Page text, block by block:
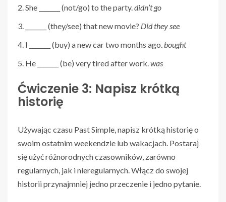
She _______ (not/go) to the party.didn’t go
_______ (they/see) that new movie? Did they see
I _______ (buy) a new car two months ago.bought
He _______ (be) very tired after work.was
Ćwiczenie 3: Napisz krótką
historię
Używając czasu Past Simple, napisz krótką historię o
swoim ostatnim weekendzie lub wakacjach. Postaraj
się użyć różnorodnych czasowników, zarówno
regularnych, jak i nieregularnych. Włącz do swojej
historii przynajmniej jedno przeczenie i jedno pytanie.